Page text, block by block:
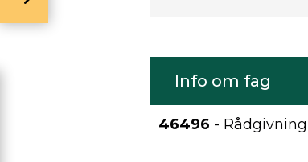
Info om fag
46496 -